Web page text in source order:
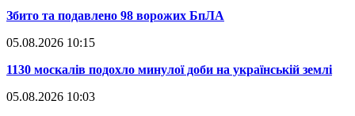
​Збито та подавлено 98 ворожих БпЛА
05.08.2026 10:15
​1130 москалів подохло минулої доби на українській землі
05.08.2026 10:03